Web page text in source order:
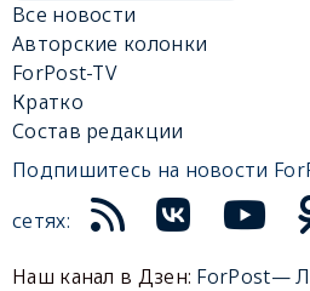
Все новости
Авторские колонки
ForPost-TV
Кратко
Состав редакции
Подпишитесь на новости
сетях:
Наш канал в Дзен: ForPost—